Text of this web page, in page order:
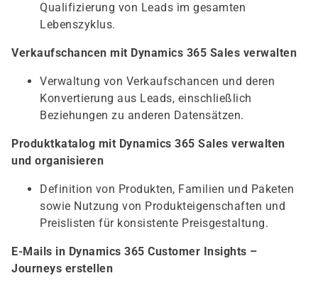
Qualifizierung von Leads im gesamten
Lebenszyklus.
Verkaufschancen mit Dynamics 365 Sales verwalten
Verwaltung von Verkaufschancen und deren
Konvertierung aus Leads, einschließlich
Beziehungen zu anderen Datensätzen.
Produktkatalog mit Dynamics 365 Sales verwalten
und organisieren
Definition von Produkten, Familien und Paketen
sowie Nutzung von Produkteigenschaften und
Preislisten für konsistente Preisgestaltung.
E-Mails in Dynamics 365 Customer Insights –
Journeys erstellen